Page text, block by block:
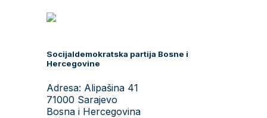
Socijaldemokratska partija Bosne i
Hercegovine
Adresa: Alipašina 41
71000 Sarajevo
Bosna i Hercegovina